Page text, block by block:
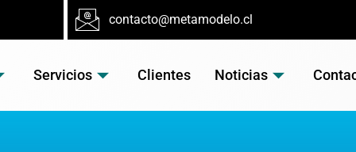
contacto@metamodelo.cl
Servicios Clientes Noticias